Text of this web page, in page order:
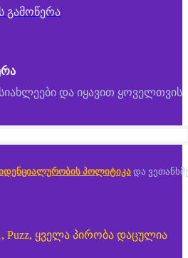
გამოწერა
და იყავით ყოველთვის
პოლიტიკა და
Puzz, ყველა პირობა დაცულია